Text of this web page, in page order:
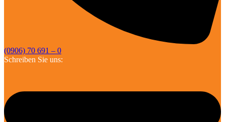
(0906) 70 691 – 0
Schreiben Sie uns: